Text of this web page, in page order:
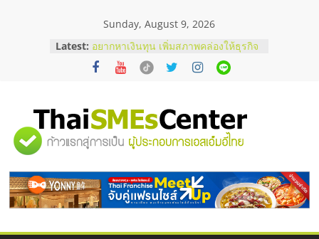
Sunday, August 9, 2026
Latest: อยากหาเงินทุน เพิ่มสภาพคล่องให้ธุรกิจ
เริ่มยังไงให้ผ่านฉลุย
สัมมนาออนไลน์ โอกาสบริหารสถานี
ThaiFranchise Meet Up จับคู่แฟรน
ไชส์ ครั้งที่ 8
ร้านเครื่องเสียงคุณภาพสูง พร้อม
บริษัท Cybersecurity ในไทยที่ไหนดี?
วิธีเลือกผู้ให้บริการให้คุ้มค่าและตอบ
โจทย์ธุรกิจ
"ศูนย์
รวม
ข้อมูล